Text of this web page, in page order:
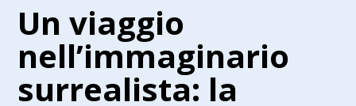
Un viaggio
nell’immaginario
surrealista: la